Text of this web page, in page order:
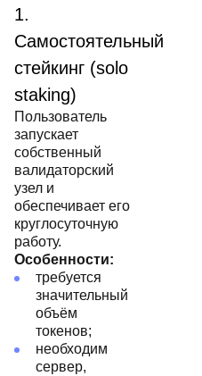
1.
Самостоятельный
стейкинг (solo
staking)
Пользователь
запускает
собственный
валидаторский
узел и
обеспечивает его
круглосуточную
работу.
Особенности:
требуется
значительный
объём
токенов;
необходим
сервер,